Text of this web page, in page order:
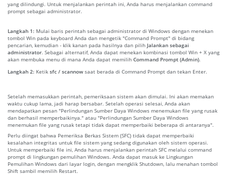
yang dilindungi. Untuk menjalankan perintah ini, Anda harus menjalankan command
prompt sebagai administrator.
Langkah 1: Mulai baris perintah sebagai administrator di Windows dengan menekan
tombol Win pada keyboard Anda dan mengetik "Command Prompt" di bidang
pencarian, kemudian - klik kanan pada hasilnya dan pilih Jalankan sebagai
administrator. Sebagai alternatif, Anda dapat menekan kombinasi tombol Win + X yang
akan membuka menu di mana Anda dapat memilih Command Prompt (Admin).
Langkah 2: Ketik sfc / scannow saat berada di Command Prompt dan tekan Enter.
Setelah memasukkan perintah, pemeriksaan sistem akan dimulai. Ini akan memakan
waktu cukup lama, jadi harap bersabar. Setelah operasi selesai, Anda akan
mendapatkan pesan "Perlindungan Sumber Daya Windows menemukan file yang rusak
dan berhasil memperbaikinya." atau "Perlindungan Sumber Daya Windows
menemukan file yang rusak tetapi tidak dapat memperbaiki beberapa di antaranya".
Perlu diingat bahwa Pemeriksa Berkas Sistem (SFC) tidak dapat memperbaiki
kesalahan integritas untuk file sistem yang sedang digunakan oleh sistem operasi.
Untuk memperbaiki file ini, Anda harus menjalankan perintah SFC melalui command
prompt di lingkungan pemulihan Windows. Anda dapat masuk ke Lingkungan
Pemulihan Windows dari layar login, dengan mengklik Shutdown, lalu menahan tombol
Shift sambil memilih Restart.